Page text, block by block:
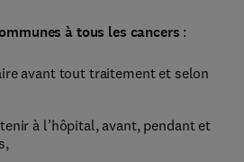
à tous les cancers :
avant tout traitement et selon
à l’hôpital, avant, pendant et